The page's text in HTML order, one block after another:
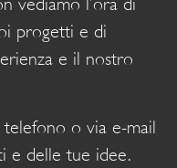
vediamo l’ora di
progetti e di
e il nostro
o via e-mail
e delle tue idee.